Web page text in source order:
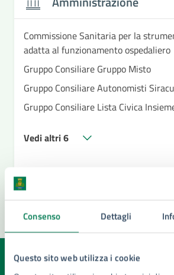
Consenso Dettagli
Questo sito web utilizza i cookie
Commissione Sanitaria per la
adatta al funzionamento ospedaliero
Gruppo Consiliare Gruppo Misto
Gruppo Consiliare Autonomisti
Gruppo Consiliare Lista Civica
Vedi altri 6
Quanto sono chiare le